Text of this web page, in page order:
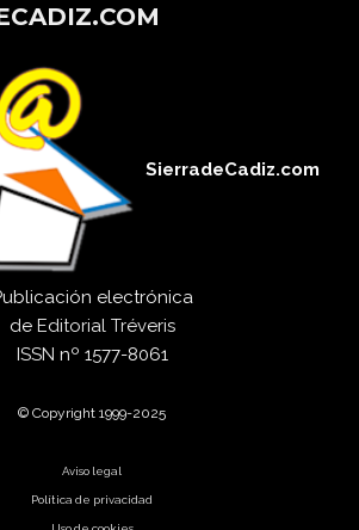
SierradeCadiz.com
electrónica
de Editorial Tréveris
ISSN nº 1577-8061
© Copyright 1999-2025
Aviso legal
Política de privacidad